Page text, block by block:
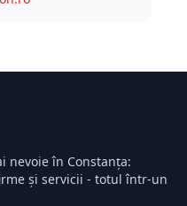
nevoie în Constanța:
și servicii - totul într-un